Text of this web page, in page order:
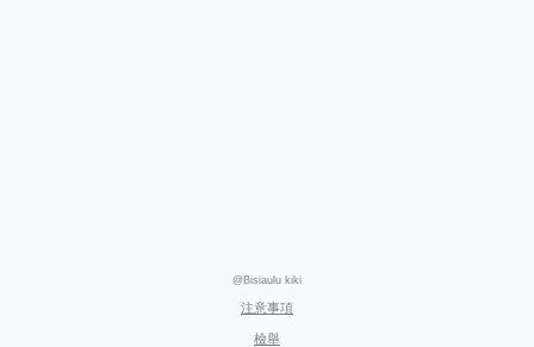
@Bisiaulu kiki
注意事項
檢舉